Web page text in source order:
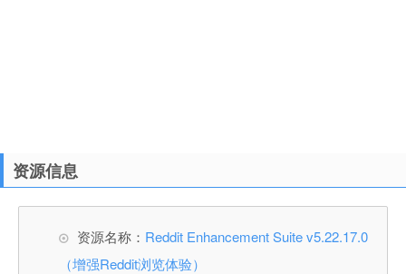
资源信息
资源名称： Reddit Enhancement Suite v5.22.17.0
（增强Reddit浏览体验）